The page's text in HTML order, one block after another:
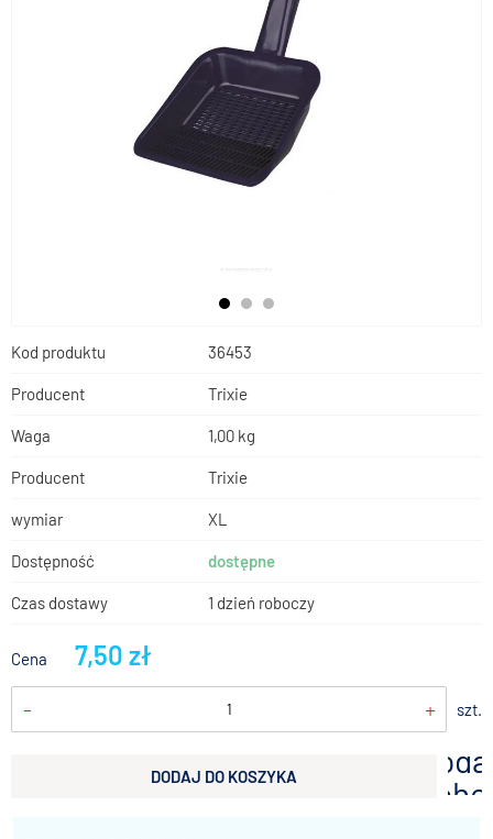
Kod produktu 36453
Producent Trixie
Waga 1,00 kg
Producent Trixie
wymiar XL
Dostępność dostępne
Czas dostawy 1 dzień roboczy
Cena 7,50 zł
- + szt.
DODAJ DO KOSZYKA